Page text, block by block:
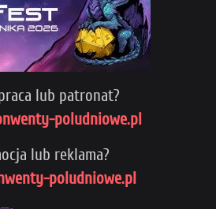
lub patronat?
poludniowe.pl
lub reklama?
poludniowe.pl